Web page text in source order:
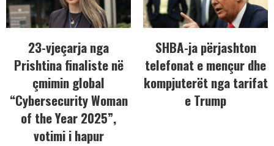
23-vjeçarja nga
Prishtina finaliste në
çmimin global
“Cybersecurity Woman
of the Year 2025”,
votimi i hapur
SHBA-ja përjashton
telefonat e mençur dhe
kompjuterët nga tarifat
e Trump